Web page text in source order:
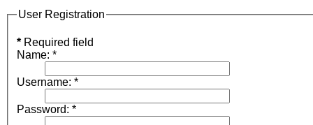
User Registration
* Required field
Name: *
Username: *
Password: *